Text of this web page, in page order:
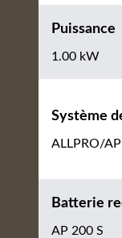
Puissance
1.00 kW
Système
ALLPRO/AP
Batterie
AP 200 S